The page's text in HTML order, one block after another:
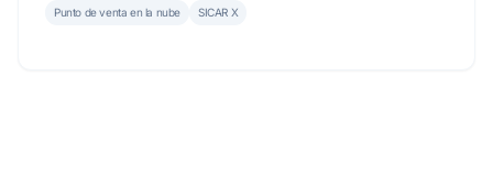
Punto de venta en la nube SICAR X